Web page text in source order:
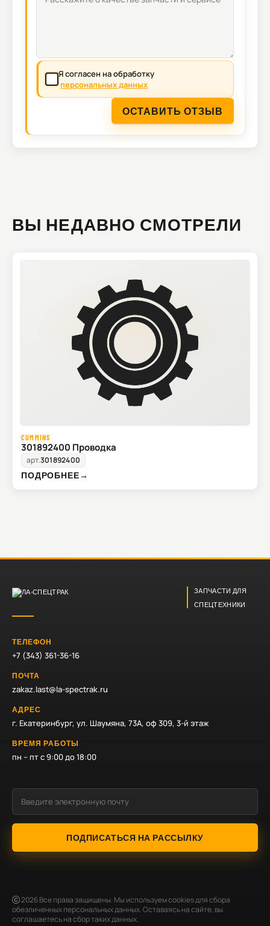
Я согласен на обработку
персональных данных
ОСТАВИТЬ ОТЗЫВ
ВЫ НЕДАВНО СМОТРЕЛИ
CUMMINS
301892400 Проводка
арт.301892400
ПОДРОБНЕЕ→
ЗАПЧАСТИ ДЛЯ
СПЕЦТЕХНИКИ
ТЕЛЕФОН
+7 (343) 361-36-16
ПОЧТА
zakaz.last@la-spectrak.ru
АДРЕС
г. Екатеринбург, ул. Шаумяна, 73А, оф 309, 3-й этаж
ВРЕМЯ РАБОТЫ
пн – пт с 9:00 до 18:00
ПОДПИСАТЬСЯ НА РАССЫЛКУ
2026Все права защищены. Мы используем cookies для сбора
обезличенных персональных данных. Оставаясь на сайте, вы
соглашаетесь на сбор таких данных.